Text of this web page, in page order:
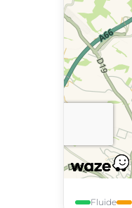
Fluide